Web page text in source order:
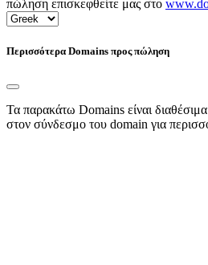
πώληση επισκεφθείτε μας στο
Περισσότερα Domains προς πώληση
Τα παρακάτω Domains είναι
στον σύνδεσμο του domain για